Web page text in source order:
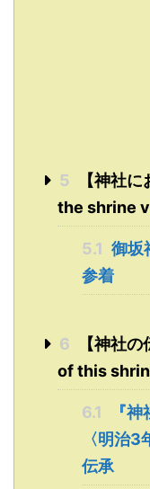
5
【神社
the shrine
5.1 御坂
参着
6
【神社
of this
6.1
『
〈明治
伝承